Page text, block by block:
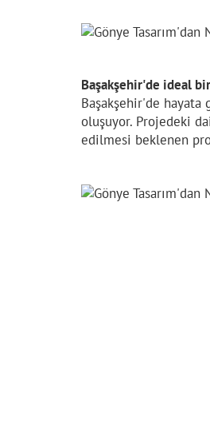
Başakşehir'de ideal
Başakşehir'de
oluşuyor. Projedeki
edilmesi beklenen